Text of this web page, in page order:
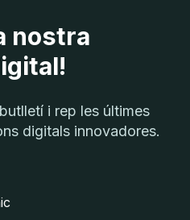
nostra
i rep les últimes
digitals innovadores.